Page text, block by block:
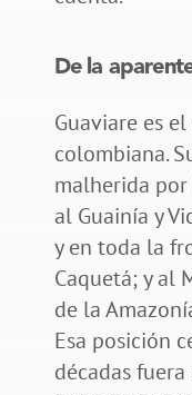
De la
Guaviare es
colombiana.
malherida
al Guainía y
y en toda la
Caquetá; y al
de la
Esa posición
décadas